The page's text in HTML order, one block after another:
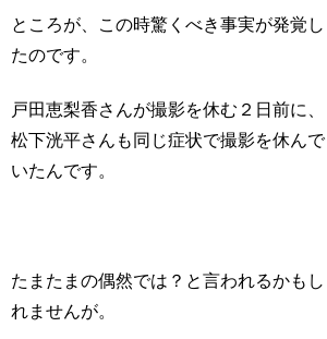
ところが、この時驚くべき事実が発覚し
たのです。
戸田恵梨香さんが撮影を休む２日前に、
松下洸平さんも同じ症状で撮影を休んで
いたんです。
たまたまの偶然では？と言われるかもし
れませんが。